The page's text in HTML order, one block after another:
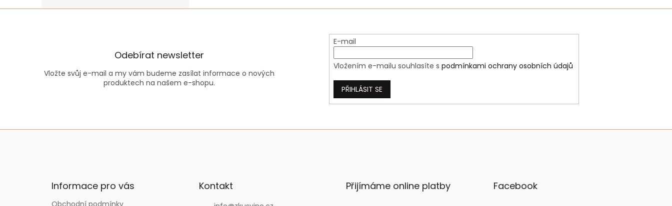
Odebírat newsletter
Vložte svůj e-mail a my vám budeme zasílat informace o nových
produktech na našem e-shopu.
E-mail
Vložením e-mailu souhlasíte spodmínkami ochrany osobních údajů
PŘIHLÁSIT SE
Z
Informace pro vás
Obchodní podmínky
Kontakt Přijímáme online platby Facebook